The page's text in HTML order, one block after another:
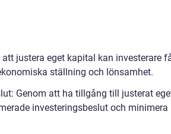
justera eget kapital kan investerare
ställning och lönsamhet.
Genom att ha tillgång till justerat
investeringsbeslut och minimera